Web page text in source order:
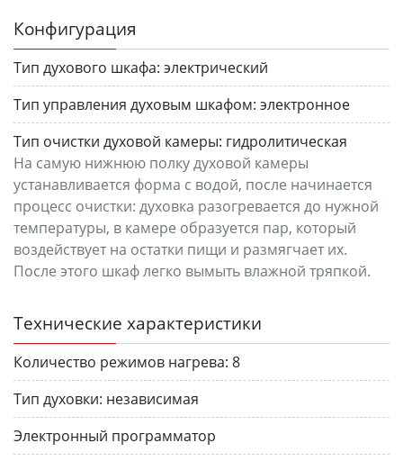
Конфигурация
Тип духового шкафа: электрический
Тип управления духовым шкафом: электронное
Тип очистки духовой камеры: гидролитическая
На самую нижнюю полку духовой камеры
устанавливается форма с водой, после начинается
процесс очистки: духовка разогревается до нужной
температуры, в камере образуется пар, который
воздействует на остатки пищи и размягчает их.
После этого шкаф легко вымыть влажной тряпкой.
Технические характеристики
Количество режимов нагрева: 8
Тип духовки: независимая
Электронный программатор